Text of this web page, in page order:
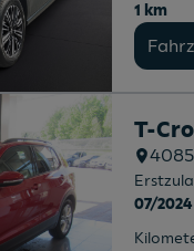
1 km
T-
4085
07/2024